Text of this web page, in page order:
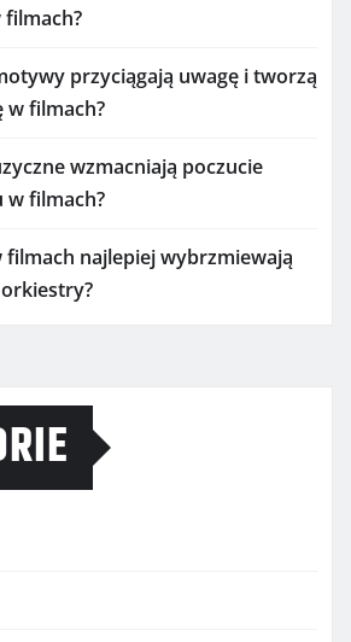
filmach?
przyciągają uwagę i tworzą
w filmach?
wzmacniają poczucie
filmach?
filmach najlepiej wybrzmiewają